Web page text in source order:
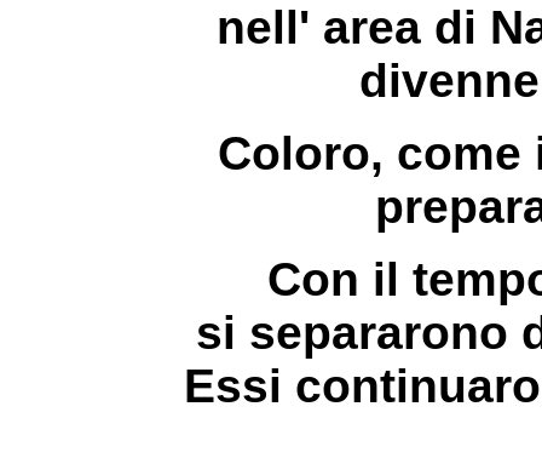
nell' area di
Coloro,
Con il
si separarono
Essi